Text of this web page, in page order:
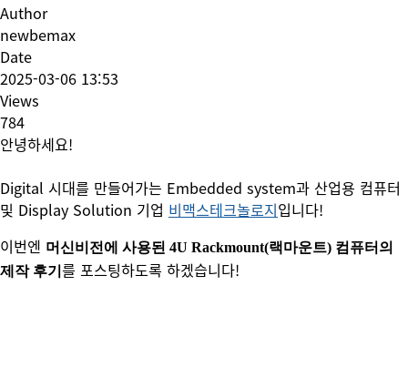
Author
newbemax
Date
2025-03-06 13:53
Views
784
안녕하세요!
Digital 시대를 만들어가는 Embedded system과 산업용 컴퓨터
및 Display Solution 기업 비맥스테크놀로지입니다!
이번엔 머신비전에 사용된 4U Rackmount(랙마운트) 컴퓨터의
제작 후기 를 포스팅하도록 하겠습니다!